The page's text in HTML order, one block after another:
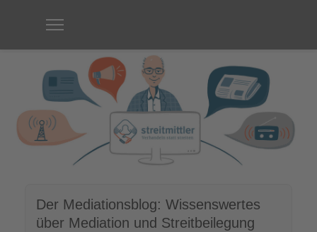
Der Mediationsblog: Wissenswertes
über Mediation und Streitbeilegung